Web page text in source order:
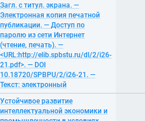
Загл. с титул. экрана. —
Электронная копия печатной
публикации. — Доступ по
паролю из сети Интернет
(чтение, печать). —
<URL:http://elib.spbstu.ru/dl/2/i26-
21.pdf>. — DOI
10.18720/SPBPU/2/i26-21. —
Текст: электронный
Устойчивое развитие
интеллектуальной экономики и